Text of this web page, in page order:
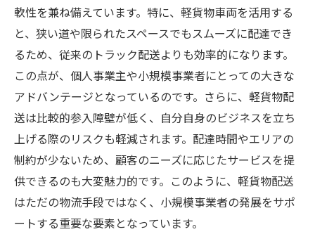
軟性を兼ね備えています。特に、軽貨物車両を活用する
と、狭い道や限られたスペースでもスムーズに配達でき
るため、従来のトラック配送よりも効率的になります。
この点が、個人事業主や小規模事業者にとっての大きな
アドバンテージとなっているのです。さらに、軽貨物配
送は比較的参入障壁が低く、自分自身のビジネスを立ち
上げる際のリスクも軽減されます。配達時間やエリアの
制約が少ないため、顧客のニーズに応じたサービスを提
供できるのも大変魅力的です。このように、軽貨物配送
はただの物流手段ではなく、小規模事業者の発展をサポ
ートする重要な要素となっています。